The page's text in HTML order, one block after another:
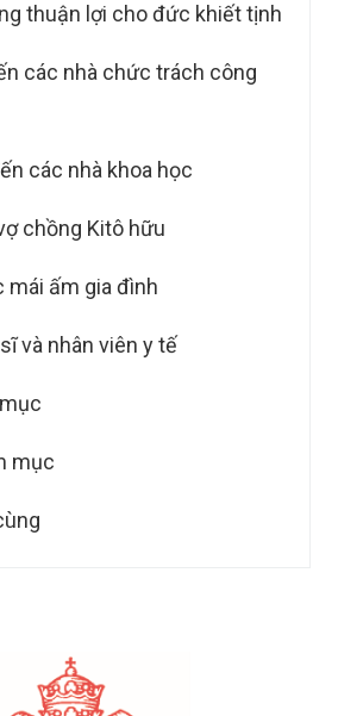
thuận lợi cho đức khiết tịnh
các nhà chức trách công
các nhà khoa học
chồng Kitô hữu
mái ấm gia đình
và nhân viên y tế
mục